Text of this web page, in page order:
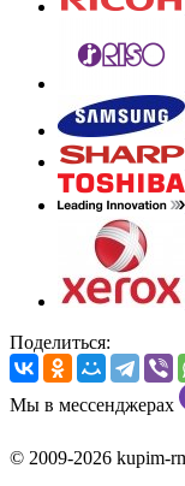
Поделиться:
Мы в мессенджерах
© 2009-2026 kupim-